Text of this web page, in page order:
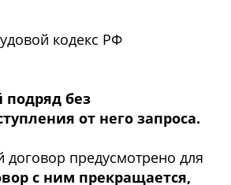
кодекс РФ
подряд без
от него запроса.
предусмотрено для
с ним прекращается,